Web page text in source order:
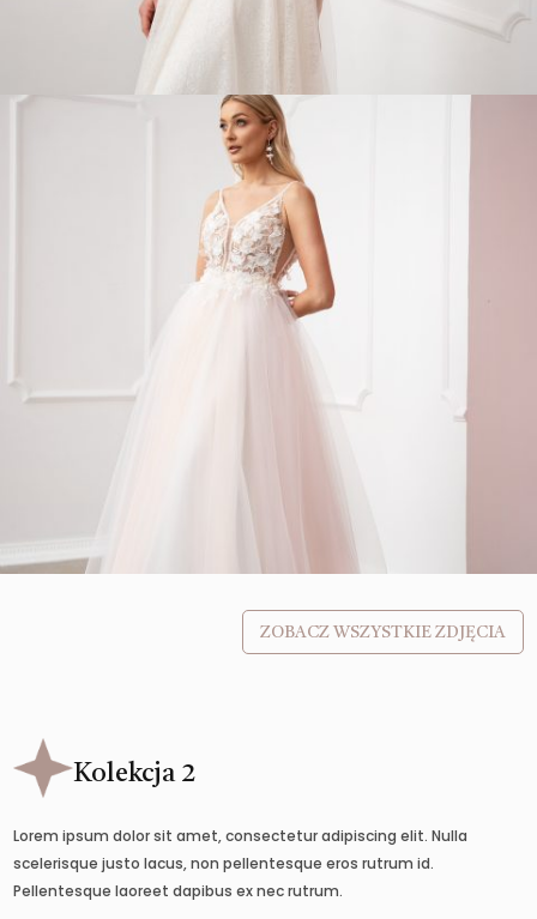
ZOBACZ WSZYSTKIE ZDJĘCIA
Kolekcja 2
Lorem ipsum dolor sit amet, consectetur adipiscing elit. Nulla
scelerisque justo lacus, non pellentesque eros rutrum id.
Pellentesque laoreet dapibus ex nec rutrum.